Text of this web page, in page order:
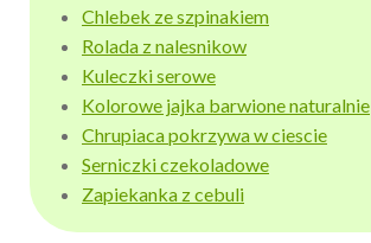
Chlebek ze szpinakiem
Rolada z nalesnikow
Kuleczki serowe
Kolorowe jajka barwione naturalnie
Chrupiaca pokrzywa w ciescie
Serniczki czekoladowe
Zapiekanka z cebuli